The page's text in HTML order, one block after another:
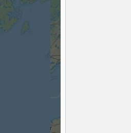
Georgien
Black Diamond